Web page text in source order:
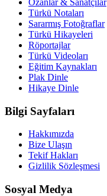
Türkü Notaları
Sararmış Fotoğraflar
Türkü Hikayeleri
Röportajlar
Türkü Videoları
Eğitim Kaynakları
Plak Dinle
Hikaye Dinle
Bilgi Sayfaları
Hakkımızda
Bize Ulaşın
Tekif Hakları
Gizlilik Sözleşmesi
Sosyal Medya